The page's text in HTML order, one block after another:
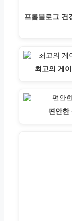
프롬블로그 건
최고의 게
편안한